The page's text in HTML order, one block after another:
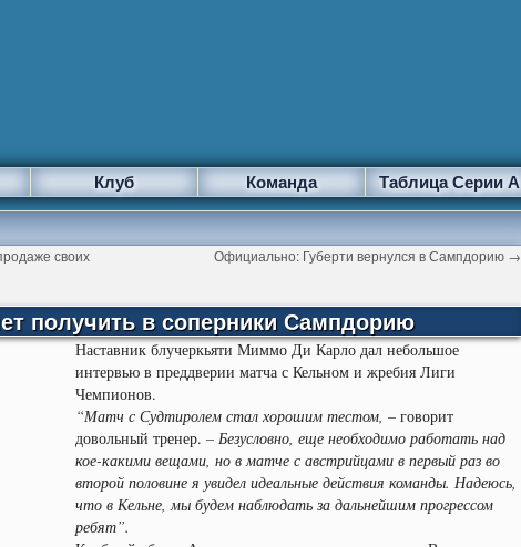
Клуб Команда Таблица Серии А
своих
Официально: Губерти вернулся в Сампдорию →
получить в соперники Сампдорию
Наставник блучеркьяти Миммо Ди Карло дал небольшое
интервью в преддверии матча с Кельном и жребия Лиги
Чемпионов.
“Матч с Судтиролем стал хорошим тестом, –говорит
довольный тренер. – Безусловно, еще необходимо работать над
кое-какими вещами, но в матче с австрийцами в первый раз во
второй половине я увидел идеальные действия команды. Надеюсь,
что в Кельне, мы будем наблюдать за дальнейшим прогрессом
ребят”.